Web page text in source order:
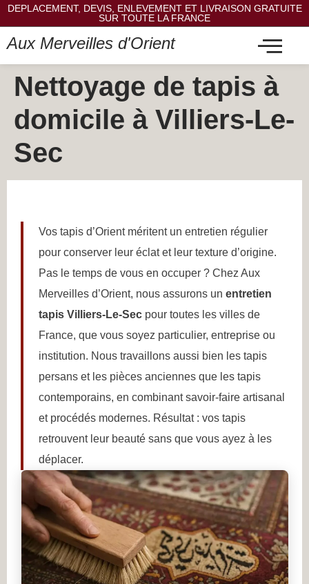
DEPLACEMENT, DEVIS, ENLEVEMENT ET LIVRAISON GRATUITE
SUR TOUTE LA FRANCE
Aux Merveilles d'Orient
Nettoyage de tapis à
domicile à Villiers-Le-
Sec
Vos tapis d’Orient méritent un entretien régulier
pour conserver leur éclat et leur texture d’origine.
Pas le temps de vous en occuper ? Chez Aux
Merveilles d’Orient, nous assurons un entretien
tapis Villiers-Le-Sec pour toutes les villes de
France, que vous soyez particulier, entreprise ou
institution. Nous travaillons aussi bien les tapis
persans et les pièces anciennes que les tapis
contemporains, en combinant savoir-faire artisanal
et procédés modernes. Résultat : vos tapis
retrouvent leur beauté sans que vous ayez à les
déplacer.